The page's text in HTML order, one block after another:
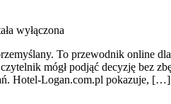
wyłączona
To przewodnik online
mógł podjąć decyzję bez
Hotel-Logan.com.pl pokazuje, […]